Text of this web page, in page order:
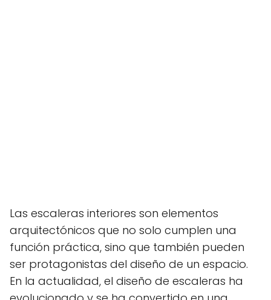
Las escaleras interiores son elementos
arquitectónicos que no solo cumplen una
función práctica, sino que también pueden
ser protagonistas del diseño de un espacio.
En la actualidad, el diseño de escaleras ha